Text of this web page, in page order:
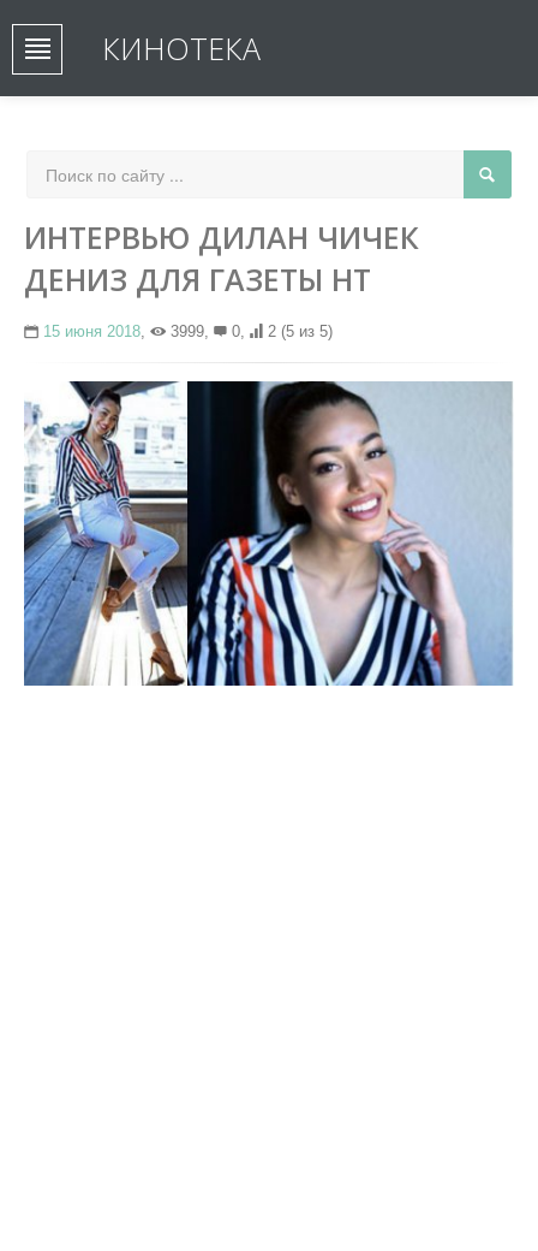
КИНОТЕКА
ИНТЕРВЬЮ ДИЛАН ЧИЧЕК
ДЕНИЗ ДЛЯ ГАЗЕТЫ HT
15 июня 2018, 3999, 0, 2 (5 из 5)